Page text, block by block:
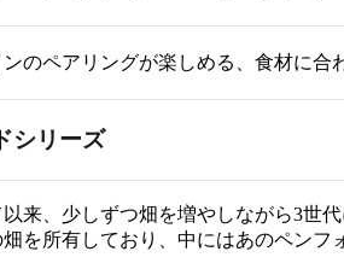
のペアリングが楽しめる、食材に合
シリーズ
来、少しずつ畑を増やしながら3世
を所有しており、中にはあのペン